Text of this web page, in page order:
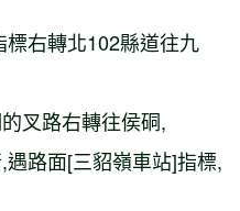
右轉北102縣道往九
叉路右轉往侯硐,
路面[三貂嶺車站]指標,